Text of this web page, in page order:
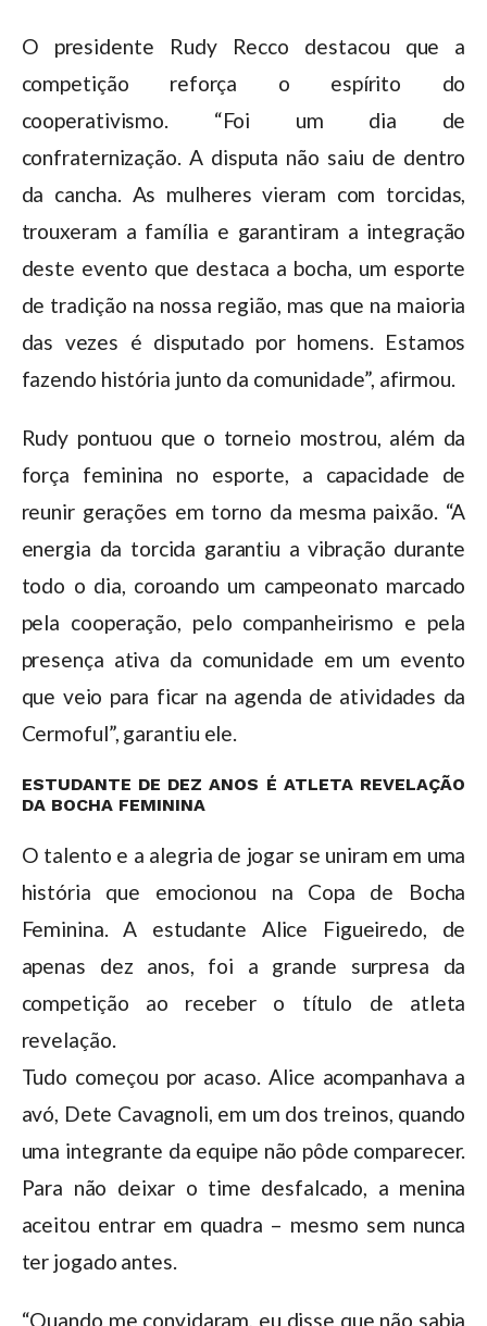
O presidente Rudy Recco destacou que a
competição reforça o espírito do
cooperativismo. “Foi um dia de
confraternização. A disputa não saiu de dentro
da cancha. As mulheres vieram com torcidas,
trouxeram a família e garantiram a integração
deste evento que destaca a bocha, um esporte
de tradição na nossa região, mas que na maioria
das vezes é disputado por homens. Estamos
fazendo história junto da comunidade”, afirmou.
Rudy pontuou que o torneio mostrou, além da
força feminina no esporte, a capacidade de
reunir gerações em torno da mesma paixão. “A
energia da torcida garantiu a vibração durante
todo o dia, coroando um campeonato marcado
pela cooperação, pelo companheirismo e pela
presença ativa da comunidade em um evento
que veio para ficar na agenda de atividades da
Cermoful”, garantiu ele.
ESTUDANTE DE DEZ ANOS É ATLETA REVELAÇÃO
DA BOCHA FEMININA
O talento e a alegria de jogar se uniram em uma
história que emocionou na Copa de Bocha
Feminina. A estudante Alice Figueiredo, de
apenas dez anos, foi a grande surpresa da
competição ao receber o título de atleta
revelação.
Tudo começou por acaso. Alice acompanhava a
avó, Dete Cavagnoli, em um dos treinos, quando
uma integrante da equipe não pôde comparecer.
Para não deixar o time desfalcado, a menina
aceitou entrar em quadra – mesmo sem nunca
ter jogado antes.
“Quando me convidaram, eu disse que não sabia